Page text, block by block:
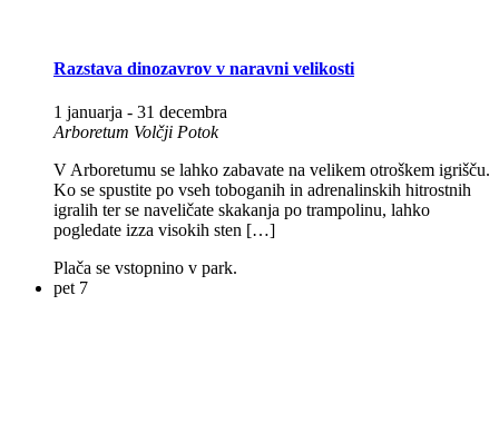
Razstava dinozavrov v naravni velikosti
1 januarja - 31 decembra
Arboretum Volčji Potok
V Arboretumu se lahko zabavate na velikem otroškem igrišču.
Ko se spustite po vseh toboganih in adrenalinskih hitrostnih
igralih ter se naveličate skakanja po trampolinu, lahko
pogledate izza visokih sten […]
Plača se vstopnino v park.
pet 7